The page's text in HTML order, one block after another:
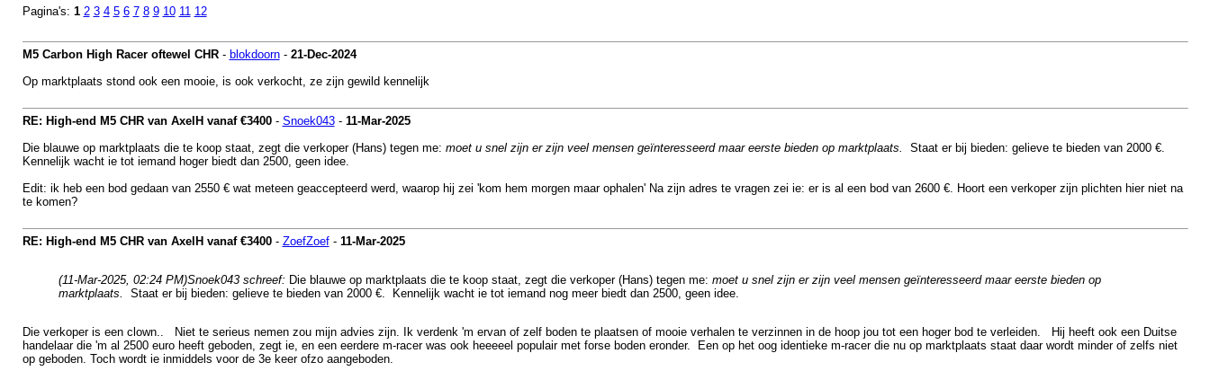
Pagina's: 1 2 3 4 5 6 7 8 9 10 11 12
M5 Carbon High Racer oftewel CHR- blokdoorn- 21-Dec-2024
Op marktplaats stond ook een mooie, is ook verkocht, ze zijn gewild kennelijk
RE: High-end M5 CHR van AxelH vanaf €3400- Snoek043- 11-Mar-2025
Die blauwe op marktplaats die te koop staat, zegt die verkoper (Hans) tegen me: moet u snel zijn er zijn veel mensen geïnteresseerd maar eerste bieden op marktplaats. Staat er bij bieden: gelieve te bieden van 2000 €.
Kennelijk wacht ie tot iemand hoger biedt dan 2500, geen idee.
Edit: ik heb een bod gedaan van 2550 € wat meteen geaccepteerd werd, waarop hij zei 'kom hem morgen maar ophalen' Na zijn adres te vragen zei ie: er is al een bod van 2600 €. Hoort een verkoper zijn plichten hier niet na
te komen?
RE: High-end M5 CHR van AxelH vanaf €3400- ZoefZoef- 11-Mar-2025
(11-Mar-2025, 02:24 PM)Snoek043 schreef: Die blauwe op marktplaats die te koop staat, zegt die verkoper (Hans) tegen me: moet u snel zijn er zijn veel mensen geïnteresseerd maar eerste bieden op
marktplaats. Staat er bij bieden: gelieve te bieden van 2000 €. Kennelijk wacht ie tot iemand nog meer biedt dan 2500, geen idee.
Die verkoper is een clown.. Niet te serieus nemen zou mijn advies zijn. Ik verdenk 'm ervan of zelf boden te plaatsen of mooie verhalen te verzinnen in de hoop jou tot een hoger bod te verleiden. Hij heeft ook een Duitse
handelaar die 'm al 2500 euro heeft geboden, zegt ie, en een eerdere m-racer was ook heeeeel populair met forse boden eronder. Een op het oog identieke m-racer die nu op marktplaats staat daar wordt minder of zelfs niet
op geboden. Toch wordt ie inmiddels voor de 3e keer ofzo aangeboden.